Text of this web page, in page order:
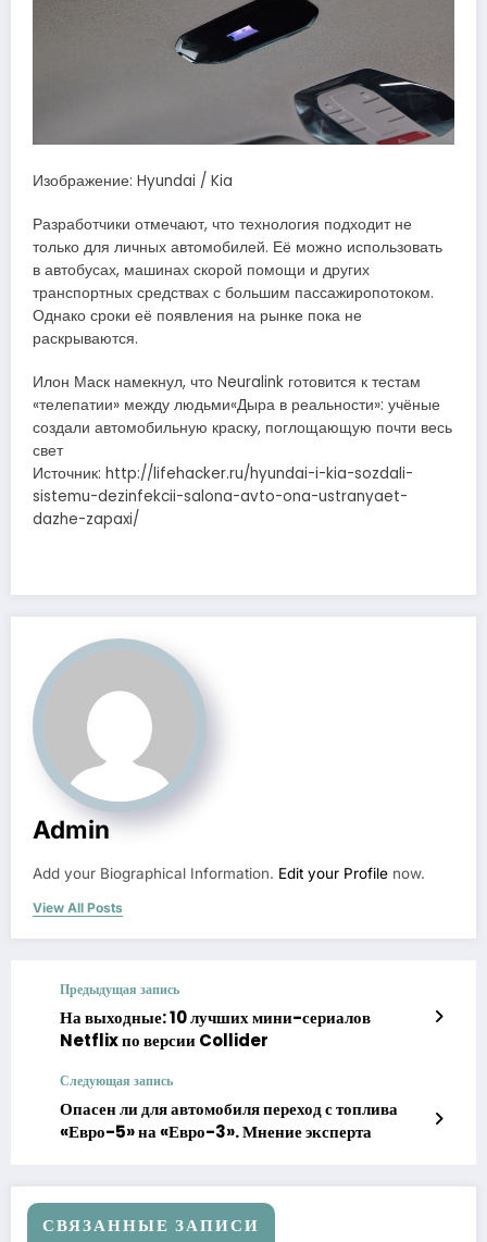
Изображение: Hyundai / Kia
Разработчики отмечают, что технология подходит не
только для личных автомобилей. Её можно использовать
в автобусах, машинах скорой помощи и других
транспортных средствах с большим пассажиропотоком.
Однако сроки её появления на рынке пока не
раскрываются.
Илон Маск намекнул, что Neuralink готовится к тестам
«телепатии» между людьми«Дыра в реальности»: учёные
создали автомобильную краску, поглощающую почти весь
свет
Источник: http://lifehacker.ru/hyundai-i-kia-sozdali-
sistemu-dezinfekcii-salona-avto-ona-ustranyaet-
dazhe-zapaxi/
Admin
Add your Biographical Information. Edit your Profile now.
View All Posts
Предыдущая запись
На выходные: 10 лучших мини-сериалов
Netflix по версии Collider
Следующая запись
Опасен ли для автомобиля переход с топлива
«Евро-5» на «Евро-3». Мнение эксперта
СВЯЗАННЫЕ ЗАПИСИ